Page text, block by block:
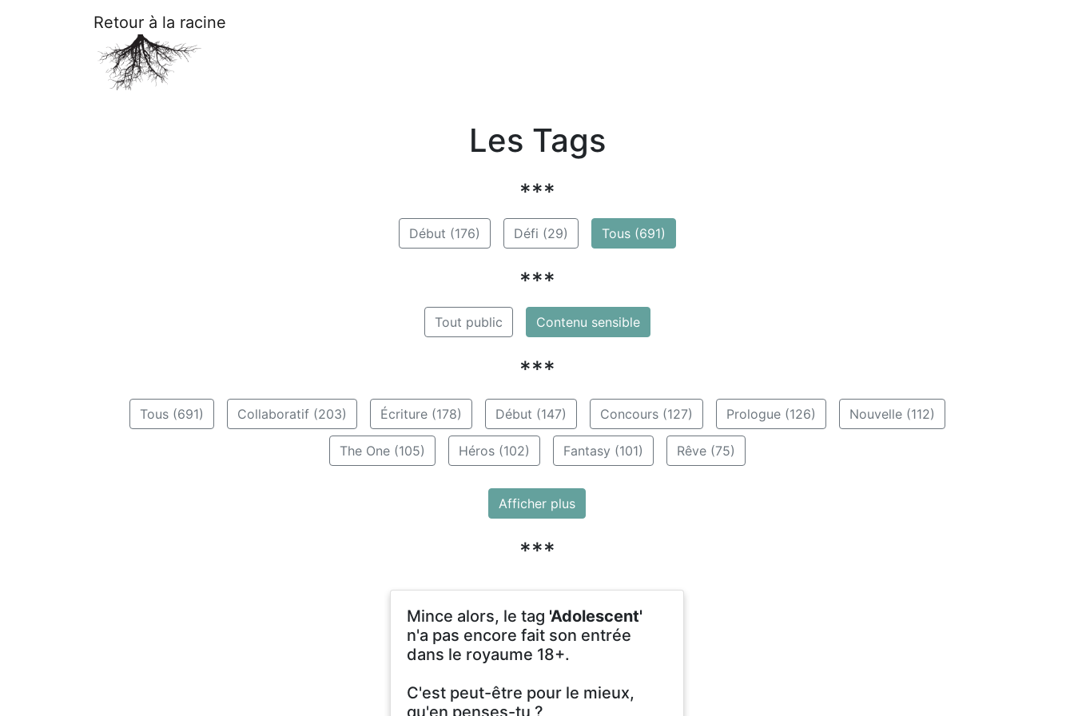
Retour à la racine
Les Tags
***
Début (176) Défi (29) Tous (691)
***
Tout public Contenu sensible
***
Tous (691) Collaboratif (203) Écriture (178) Début (147) Concours (127) Prologue (126) Nouvelle (112)
The One (105) Héros (102) Fantasy (101) Rêve (75)
Afficher plus
***
Mince alors, le tag 'Adolescent'
n'a pas encore fait son entrée
dans le royaume 18+.
C'est peut-être pour le mieux,
qu'en penses-tu ?